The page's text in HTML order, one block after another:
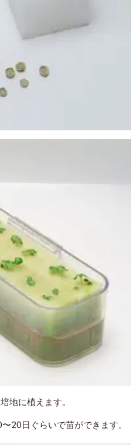
地に植えます。
20日ぐらいで苗ができます。